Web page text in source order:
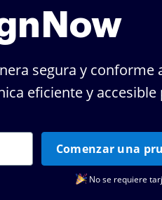
segura y conforme
eficiente y
Comenzar una
No se requiere